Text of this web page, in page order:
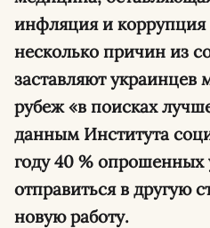
инфляция и коррупция
несколько причин из
заставляют украинцев
рубеж «в поисках
данным Института
году 40 % опрошенных
отправиться в другую
новую работу.